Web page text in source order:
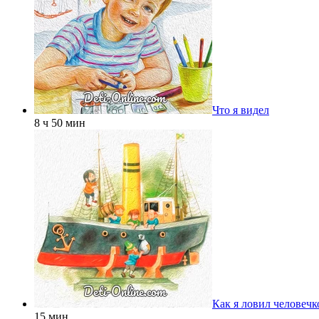
Что я видел
8 ч 50 мин
Как я ловил
15 мин